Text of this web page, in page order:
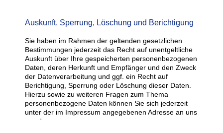
Auskunft, Sperrung, Löschung und Berichtigung
Sie haben im Rahmen der geltenden gesetzlichen
Bestimmungen jederzeit das Recht auf unentgeltliche
Auskunft über Ihre gespeicherten personenbezogenen
Daten, deren Herkunft und Empfänger und den Zweck
der Datenverarbeitung und ggf. ein Recht auf
Berichtigung, Sperrung oder Löschung dieser Daten.
Hierzu sowie zu weiteren Fragen zum Thema
personenbezogene Daten können Sie sich jederzeit
unter der im Impressum angegebenen Adresse an uns
wenden.